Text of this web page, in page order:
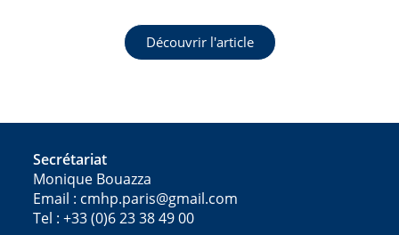
Découvrir l'article
Secrétariat
Monique Bouazza
Email : cmhp.paris@gmail.com
Tel : +33 (0)6 23 38 49 00